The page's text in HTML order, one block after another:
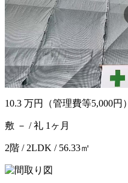
10.3 万円 （管理費等5,000円）
敷 － / 礼 1ヶ月
2階 / 2LDK / 56.33㎡